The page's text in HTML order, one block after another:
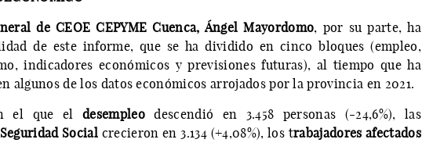
de CEOE CEPYME Cuenca, Ángel Mayordomo, por su parte, ha
de este informe, que se ha dividido en cinco bloques (empleo,
indicadores económicos y previsiones futuras), al tiempo que ha
algunos de los datos económicos arrojados por la provincia en 2021.
el que el desempleodescendió en 3.458 personas (-24,6%), las
Social crecieron en 3.134 (+4,08%), los trabajadores afectados